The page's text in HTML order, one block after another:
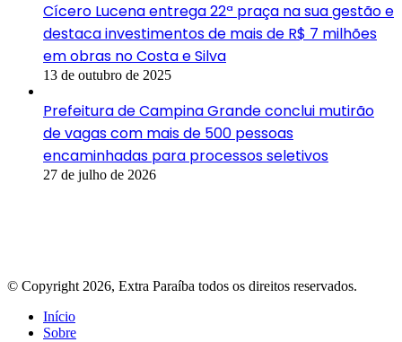
Cícero Lucena entrega 22ª praça na sua gestão e
destaca investimentos de mais de R$ 7 milhões
em obras no Costa e Silva
13 de outubro de 2025
Prefeitura de Campina Grande conclui mutirão
de vagas com mais de 500 pessoas
encaminhadas para processos seletivos
27 de julho de 2026
© Copyright 2026, Extra Paraíba todos os direitos reservados.
Início
Sobre